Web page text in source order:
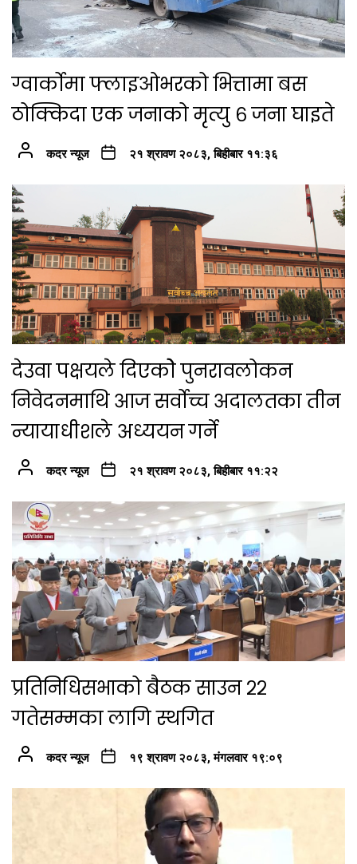
ग्वार्कोमा फ्लाइओभरको भित्तामा बस
ठोक्किदा एक जनाको मृत्यु ६ जना घाइते
कदर न्यूज २१ श्रावण २०८३, बिहीबार ११:३६
देउवा पक्षयले दिएकोे पुनरावलोकन
निवेदनमाथि आज सर्वोच्च अदालतका तीन
न्यायाधीशले अध्ययन गर्ने
कदर न्यूज २१ श्रावण २०८३, बिहीबार ११:२२
प्रतिनिधिसभाको बैठक साउन २२
गतेसम्मका लागि स्थगित
कदर न्यूज १९ श्रावण २०८३, मंगलवार १९:०९